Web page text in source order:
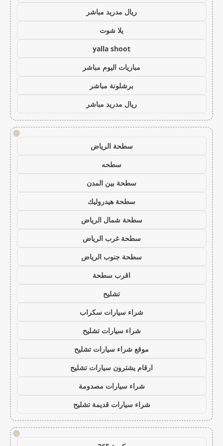
ريال مدريد مباشر
يلا شوت
yalla shoot
مباريات اليوم مباشر
برشلونة مباشر
ريال مدريد مباشر
!
سطحة الرياض
سطحه
سطحة بين المدن
سطحة هيدروليك
سطحة شمال الرياض
سطحة غرب الرياض
سطحة جنوب الرياض
اقرب سطحة
تشليح
شراء سيارات سكراب
شراء سيارات تشليح
موقع شراء سيارات تشليح
ارقام يشترون سيارات تشليح
شراء سيارات مصدومة
شراء سيارات قديمة تشليح
!